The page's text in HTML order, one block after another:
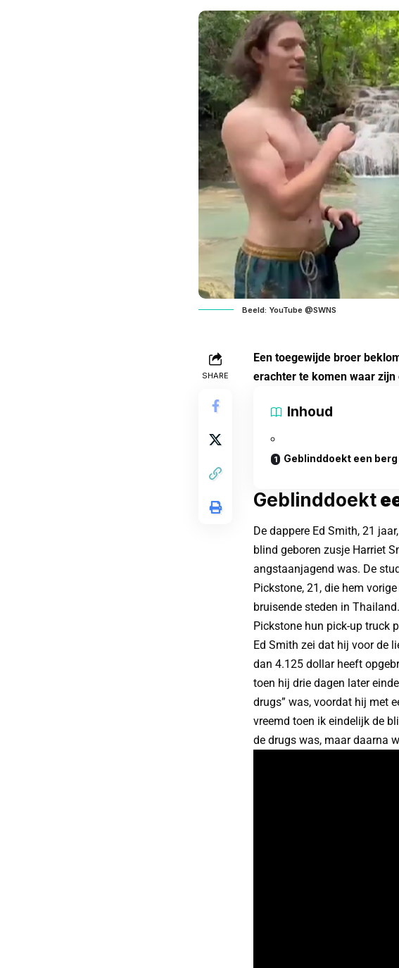
Beeld: YouTube @SWNS
SHARE
Een toegewijde broer
erachter te komen waar
Inhoud
Geblinddoekt een
Geblinddoekt
De dappere Ed Smith, 21
blind geboren zusje Harriet
angstaanjagend was. De
Pickstone, 21, die hem
bruisende steden in
Pickstone hun pick-up truck
Ed Smith zei dat hij voor de
dan 4.125 dollar heeft
toen hij drie dagen later
drugs” was, voordat hij met
vreemd toen ik eindelijk de
de drugs was, maar daarna